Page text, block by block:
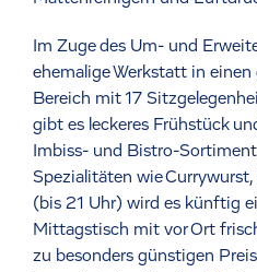
Im Zuge des Um- und
ehemalige Werkstatt in
Bereich mit 17
gibt es leckeres Frühstück
Imbiss- und Bistro-
Spezialitäten wie
(bis 21 Uhr) wird es künftig
Mittagstisch mit vor Ort
zu besonders günstigen